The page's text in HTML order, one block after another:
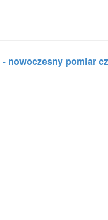
- nowoczesny pomiar